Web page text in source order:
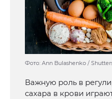
Фото: Ann Bulashenko /
Важную роль в
сахара в крови